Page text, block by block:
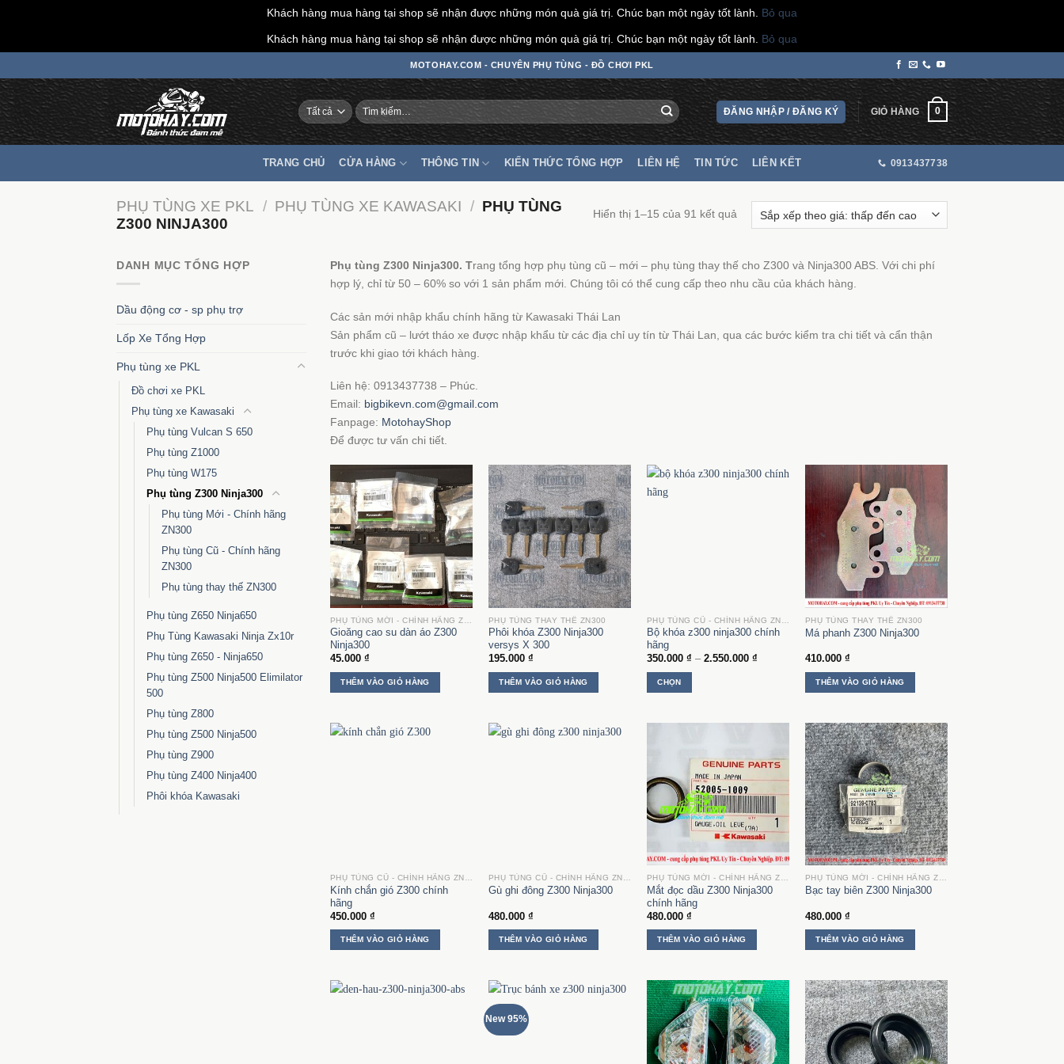
Khách hàng mua hàng tại shop sẽ nhận được những món quà giá trị. Chúc bạn một ngày tốt lành. Bỏ qua
Khách hàng mua hàng tại shop sẽ nhận được những món quà giá trị. Chúc bạn một ngày tốt lành. Bỏ qua
đến
nội
dung
MOTOHAY.COM - CHUYÊN PHỤ TÙNG - ĐỒ CHƠI PKL
Tìm
kiếm:
ĐĂNG NHẬP / ĐĂNG KÝ GIỎ HÀNG 0
TRANG CHỦ CỬA HÀNG THÔNG TIN KIẾN THỨC TỔNG HỢP LIÊN HỆ TIN TỨC LIÊN KẾT 0913437738
PHỤ TÙNG XE PKL / PHỤ TÙNG XE KAWASAKI / PHỤ TÙNG
Z300 NINJA300
Hiển thị 1–15 của 91 kết quả
DANH MỤC TỔNG HỢP
Dầu động cơ - sp phụ trợ
Lốp Xe Tổng Hợp
Phụ tùng xe PKL
Đồ chơi xe PKL
Phụ tùng xe Kawasaki
Phụ tùng Vulcan S 650
Phụ tùng Z1000
Phụ tùng W175
Phụ tùng Z300 Ninja300
Phụ tùng Mới - Chính hãng
ZN300
Phụ tùng Cũ - Chính hãng
ZN300
Phụ tùng thay thế ZN300
Phụ tùng Z650 Ninja650
Phụ Tùng Kawasaki Ninja Zx10r
Phụ tùng Z650 - Ninja650
Phụ tùng Z500 Ninja500 Elimilator
500
Phụ tùng Z800
Phụ tùng Z500 Ninja500
Phụ tùng Z900
Phụ tùng Z400 Ninja400
Phôi khóa Kawasaki
Phụ tùng Z300 Ninja300. Trang tổng hợp phụ tùng cũ – mới – phụ tùng thay thế cho Z300 và Ninja300 ABS. Với chi phí
hợp lý, chỉ từ 50 – 60% so với 1 sản phẩm mới. Chúng tôi có thể cung cấp theo nhu cầu của khách hàng.
Các sản mới nhập khẩu chính hãng từ Kawasaki Thái Lan
Sản phẩm cũ – lướt tháo xe được nhập khẩu từ các địa chỉ uy tín từ Thái Lan, qua các bước kiểm tra chi tiết và cẩn thận
trước khi giao tới khách hàng.
Liên hệ: 0913437738 – Phúc.
Email: bigbikevn.com@gmail.com
Fanpage: MotohayShop
Để được tư vấn chi tiết.
Gioăng cao su dàn áo Z300
Ninja300
45.000 ₫
THÊM VÀO GIỎ HÀNG
PHỤ TÙNG THAY THẾ ZN300
Phôi khóa Z300 Ninja300
versys X 300
195.000 ₫
THÊM VÀO GIỎ HÀNG
Bộ khóa z300 ninja300 chính
hãng
350.000 ₫ – 2.550.000 ₫Khoảng
CHỌN
biến
thể.
Các
tùy
có
thể
được
chọn
trên
trang
sản
PHỤ TÙNG THAY THẾ ZN300
Má phanh Z300 Ninja300
410.000 ₫
THÊM VÀO GIỎ HÀNG
Kính chắn gió Z300 chính
hãng
450.000 ₫
THÊM VÀO GIỎ HÀNG
Gù ghi đông Z300 Ninja300
480.000 ₫
THÊM VÀO GIỎ HÀNG
Mắt đọc dầu Z300 Ninja300
chính hãng
480.000 ₫
THÊM VÀO GIỎ HÀNG
Bạc tay biên Z300 Ninja300
480.000 ₫
THÊM VÀO GIỎ HÀNG
New 95%